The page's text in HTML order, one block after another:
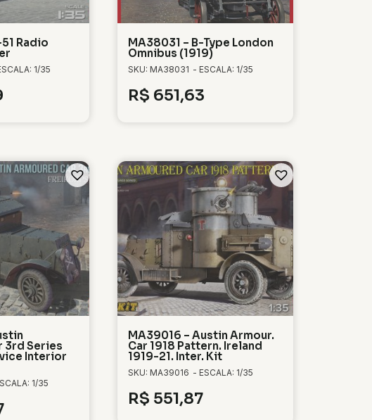
Radio
1/35
MA38031 – B-Type London
Omnibus (1919)
SKU: MA38031 - ESCALA: 1/35
R$ 651,63
3rd Series
Interior
1/35
MA39016 – Austin Armour.
Car 1918 Pattern. Ireland
1919-21. Inter. Kit
SKU: MA39016 - ESCALA: 1/35
R$ 551,87